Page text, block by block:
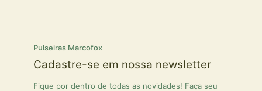
Pulseiras Marcofox
Cadastre-se em nossa newsletter
Fique por dentro de todas as novidades! Faça seu